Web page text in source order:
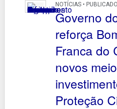
NOTÍCIAS •
Governo
reforça
Franca do
novos
Proteção